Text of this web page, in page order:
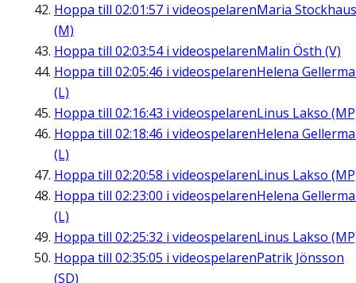
Hoppa till 02:01:57 i videospelarenMaria Stockhaus
(M)
Hoppa till 02:03:54i videospelarenMalin Östh (V)
Hoppa till 02:05:46 i videospelarenHelena
(L)
Hoppa till 02:16:43 i videospelarenLinus Lakso
Hoppa till 02:18:46 i videospelarenHelena
(L)
Hoppa till 02:20:58 i videospelarenLinus Lakso
Hoppa till 02:23:00 i videospelarenHelena
(L)
Hoppa till 02:25:32 i videospelarenLinus Lakso
Hoppa till 02:35:05 i videospelarenPatrik Jönsson
(SD)